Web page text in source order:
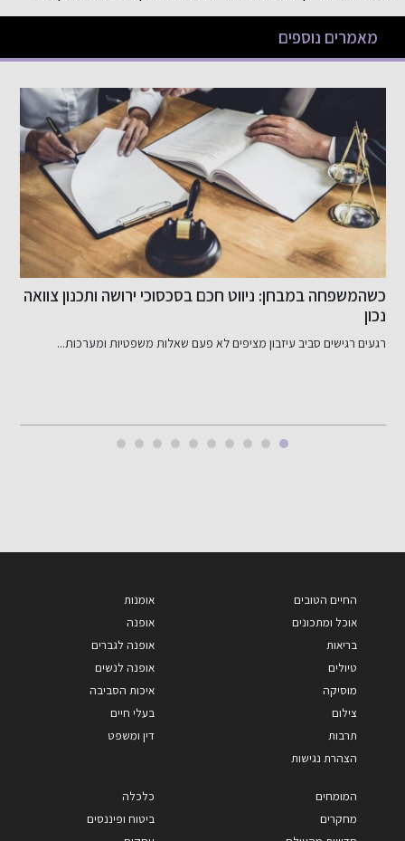
מאמרים נוספים
ניווט חכם בסכסוכי ירושה ותכנון צוואה
סביב עיזבון מציפים לא פעם שאלות משפטיות ומערכות...
שיפור
דירוג אשראי שלי:
החיים הטובים
אוכל ומתכונים
בריאות
טיולים
מוסיקה
צילום
תרבות
הצהרת נגישות
אומנות
אופנה
אופנה לגברים
אופנה לנשים
איכות הסביבה
בעלי חיים
דין ומשפט
המומחים
מחקרים
כלכלה
ביטוח ופיננסים